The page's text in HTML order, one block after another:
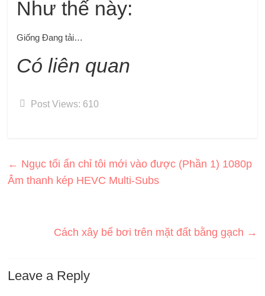
Như thế này:
Giống Đang tải…
Có liên quan
Post Views: 610
← Ngục tối ẩn chỉ tôi mới vào được (Phần 1) 1080p
Âm thanh kép HEVC Multi-Subs
Cách xây bể bơi trên mặt đất bằng gạch →
Leave a Reply